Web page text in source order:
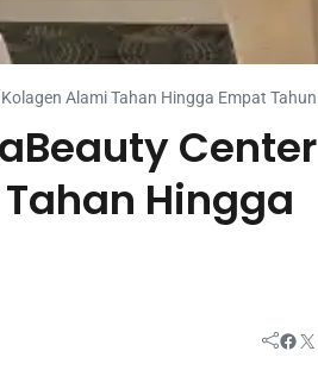
Alami Tahan Hingga Empat Tahun
Center
Hingga
Facebook Twitter